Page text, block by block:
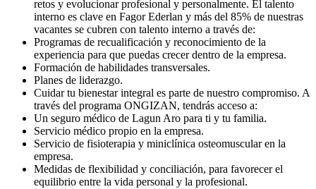
retos y evolucionar profesional y personalmente. El talento
interno es clave en Fagor Ederlan y más del 85% de nuestras
vacantes se cubren con talento interno a través de:
Programas de recualificación y reconocimiento de la
experiencia para que puedas crecer dentro de la empresa.
Formación de habilidades transversales.
Planes de liderazgo.
Cuidar tu bienestar integral es parte de nuestro compromiso. A
través del programa ONGIZAN, tendrás acceso a:
Un seguro médico de Lagun Aro para ti y tu familia.
Servicio médico propio en la empresa.
Servicio de fisioterapia y miniclínica osteomuscular en la
empresa.
Medidas de flexibilidad y conciliación, para favorecer el
equilibrio entre la vida personal y la profesional.